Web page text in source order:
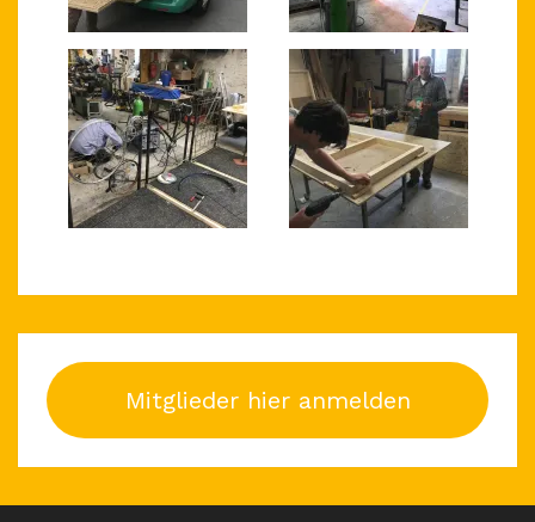
Mitglieder hier anmelden